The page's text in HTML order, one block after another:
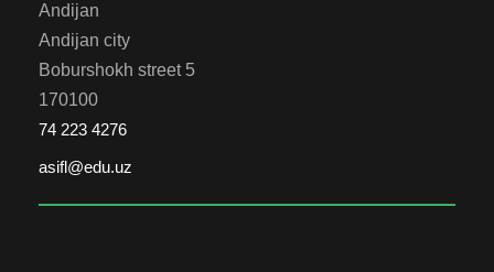
Andijan
Andijan city
Boburshokh street 5
170100
74 223 4276
asifl@edu.uz